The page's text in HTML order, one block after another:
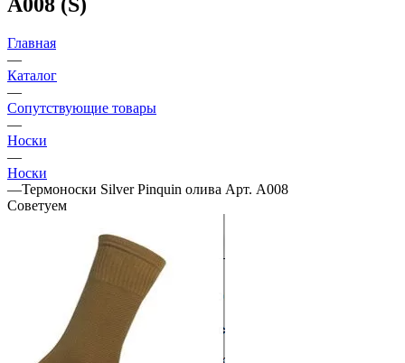
Главная
—
Каталог
—
Сопутствующие товары
—
Носки
—
Носки
—Термоноски Silver Pinquin олива Арт. А008
Советуем